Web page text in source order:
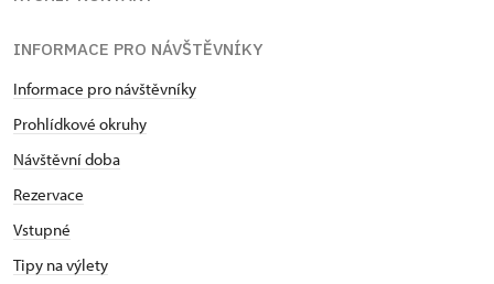
INFORMACE PRO NÁVŠTĚVNÍKY
Informace pro návštěvníky
Prohlídkové okruhy
Návštěvní doba
Rezervace
Vstupné
Tipy na výlety